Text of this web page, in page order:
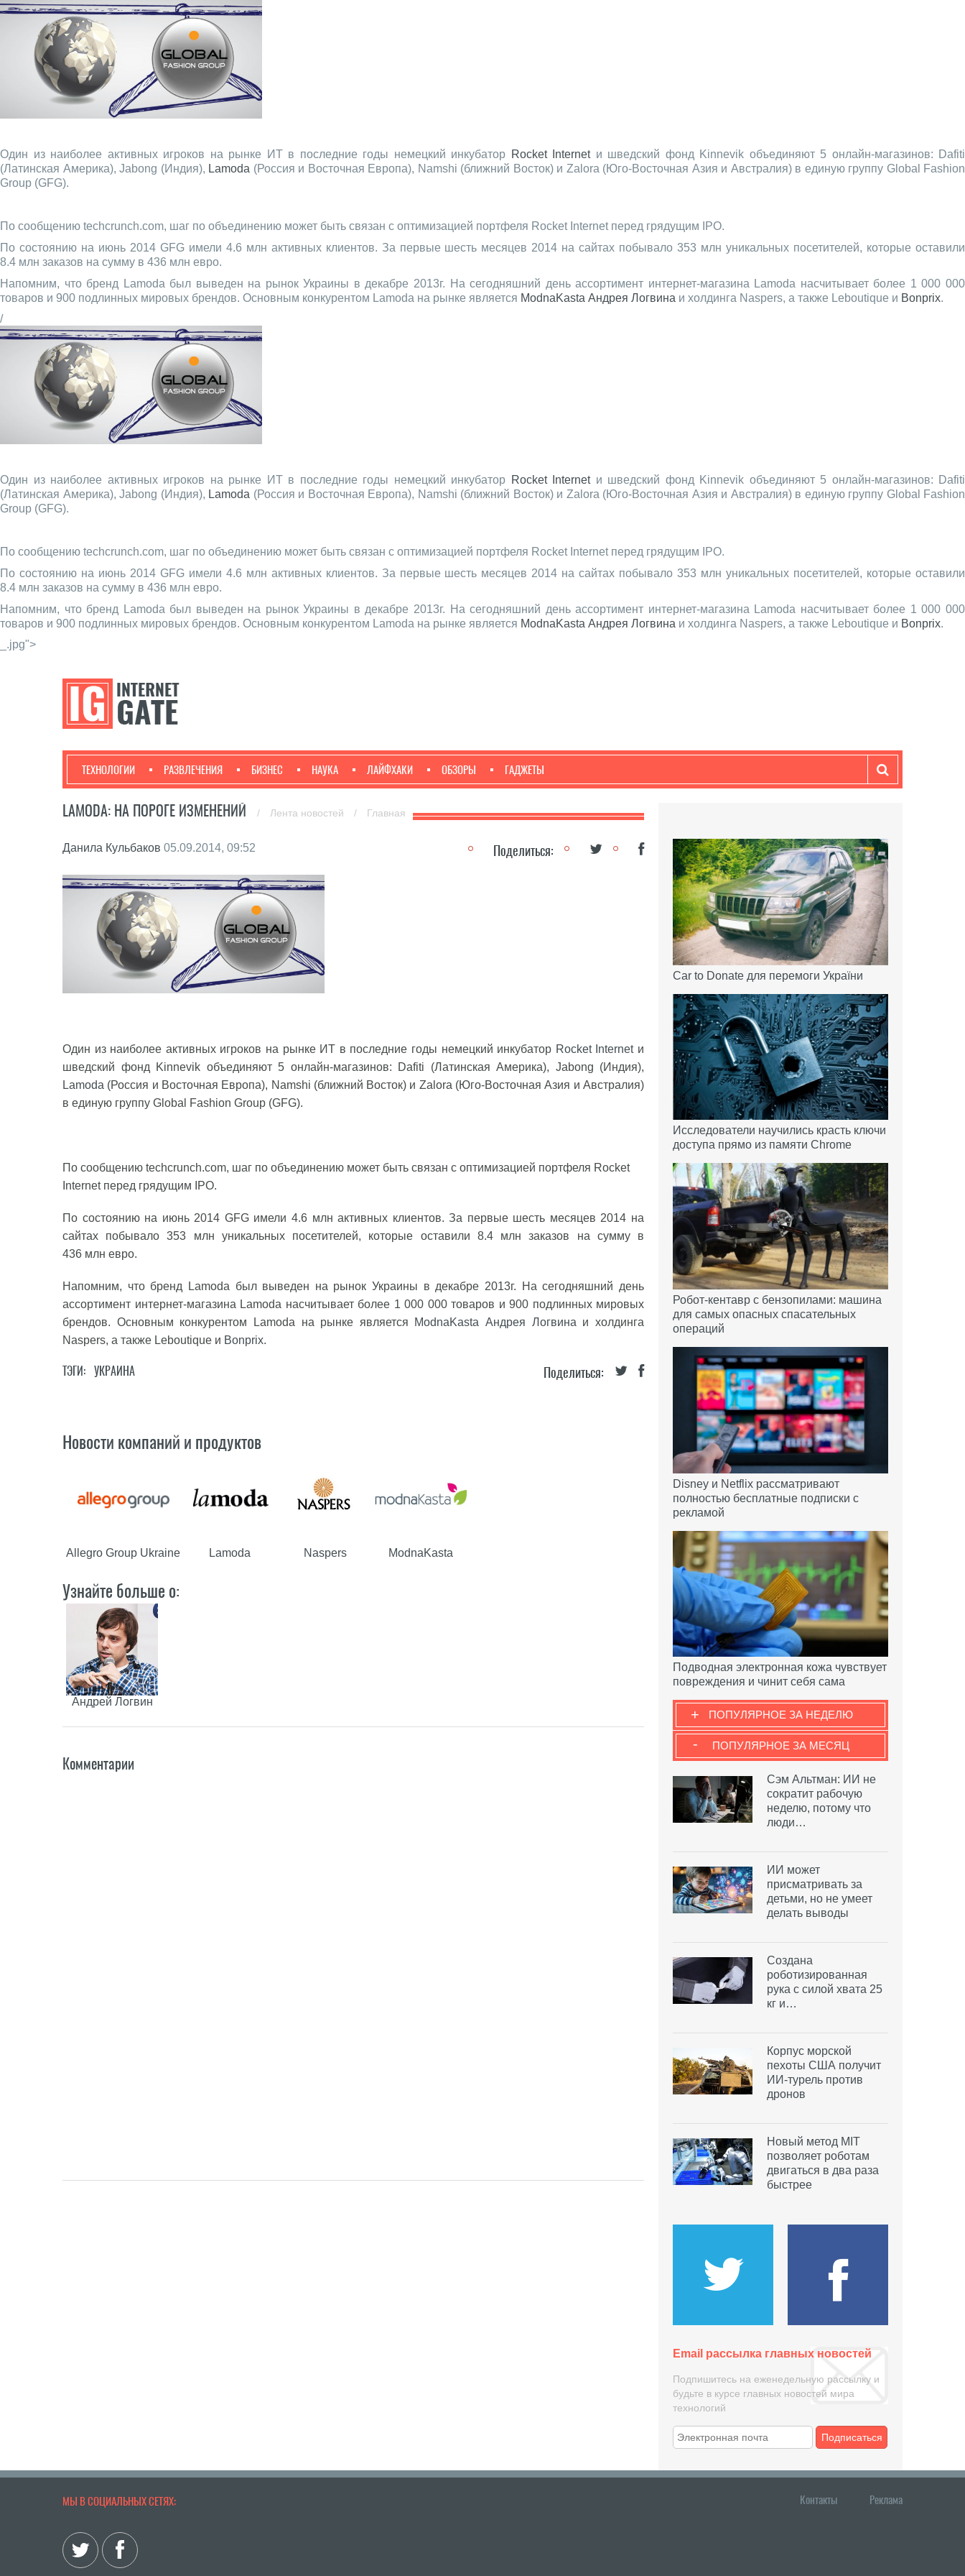
Один из наиболее активных игроков на рынке ИТ в последние годы немецкий инкубатор Rocket Internetи шведский фонд Kinnevik объединяют 5 онлайн-магазинов: Dafiti
(Латинская Америка), Jabong (Индия), Lamoda (Россия и Восточная Европа), Namshi (ближний Восток) и Zalora (Юго-Восточная Азия и Австралия) в единую группу Global Fashion
Group (GFG).
По сообщению techcrunch.com, шаг по объединению может быть связан с оптимизацией портфеля Rocket Internet перед грядущим IPO.
По состоянию на июнь 2014 GFG имели 4.6 млн активных клиентов. За первые шесть месяцев 2014 на сайтах побывало 353 млн уникальных посетителей, которые оставили
8.4 млн заказов на сумму в 436 млн евро.
Напомним, что бренд Lamoda был выведен на рынок Украины в декабре 2013г. На сегодняшний день ассортимент интернет-магазина Lamoda насчитывает более 1 000 000
товаров и 900 подлинных мировых брендов. Основным конкурентом Lamoda на рынке является ModnaKasta Андрея Логвина и холдинга Naspers, а также Leboutique и Bonprix.
/
Один из наиболее активных игроков на рынке ИТ в последние годы немецкий инкубатор Rocket Internetи шведский фонд Kinnevik объединяют 5 онлайн-магазинов: Dafiti
(Латинская Америка), Jabong (Индия), Lamoda (Россия и Восточная Европа), Namshi (ближний Восток) и Zalora (Юго-Восточная Азия и Австралия) в единую группу Global Fashion
Group (GFG).
По сообщению techcrunch.com, шаг по объединению может быть связан с оптимизацией портфеля Rocket Internet перед грядущим IPO.
По состоянию на июнь 2014 GFG имели 4.6 млн активных клиентов. За первые шесть месяцев 2014 на сайтах побывало 353 млн уникальных посетителей, которые оставили
8.4 млн заказов на сумму в 436 млн евро.
Напомним, что бренд Lamoda был выведен на рынок Украины в декабре 2013г. На сегодняшний день ассортимент интернет-магазина Lamoda насчитывает более 1 000 000
товаров и 900 подлинных мировых брендов. Основным конкурентом Lamoda на рынке является ModnaKasta Андрея Логвина и холдинга Naspers, а также Leboutique и Bonprix.
_.jpg">
ТЕХНОЛОГИИ РАЗВЛЕЧЕНИЯ БИЗНЕС НАУКА ЛАЙФХАКИ ОБЗОРЫ ГАДЖЕТЫ
LAMODA: НА ПОРОГЕ ИЗМЕНЕНИЙ / Лента новостей / Главная
Данила Кульбаков 05.09.2014, 09:52 Поделиться:
Один из наиболее активных игроков на рынке ИТ в последние годы немецкий инкубатор Rocket Internetи
шведский фонд Kinnevik объединяют 5 онлайн-магазинов: Dafiti (Латинская Америка), Jabong (Индия),
Lamoda (Россия и Восточная Европа), Namshi (ближний Восток) и Zalora (Юго-Восточная Азия и Австралия)
в единую группу Global Fashion Group (GFG).
По сообщению techcrunch.com, шаг по объединению может быть связан с оптимизацией портфеля Rocket
Internet перед грядущим IPO.
По состоянию на июнь 2014 GFG имели 4.6 млн активных клиентов. За первые шесть месяцев 2014 на
сайтах побывало 353 млн уникальных посетителей, которые оставили 8.4 млн заказов на сумму в
436 млн евро.
Напомним, что бренд Lamoda был выведен на рынок Украины в декабре 2013г. На сегодняшний день
ассортимент интернет-магазина Lamoda насчитывает более 1 000 000 товаров и 900 подлинных мировых
брендов. Основным конкурентом Lamoda на рынке является ModnaKasta Андрея Логвина и холдинга
Naspers, а также Leboutique и Bonprix.
Поделиться:
ТЭГИ: УКРАИНА
Новости компаний и продуктов
Allegro Group Ukraine Lamoda Naspers ModnaKasta
Узнайте больше о:
Андрей Логвин
Комментарии
Car to Donate для перемоги України
Исследователи научились красть ключи
доступа прямо из памяти Chrome
Робот-кентавр с бензопилами: машина
для самых опасных спасательных
операций
Disney и Netflix рассматривают
полностью бесплатные подписки с
рекламой
Подводная электронная кожа чувствует
повреждения и чинит себя сама
ПОПУЛЯРНОЕ ЗА НЕДЕЛЮ
+
ПОПУЛЯРНОЕ ЗА МЕСЯЦ
-
Сэм Альтман: ИИ не
сократит рабочую
неделю, потому что
люди…
ИИ может
присматривать за
детьми, но не умеет
делать выводы
Создана
роботизированная
рука с силой хвата 25
кг и…
Корпус морской
пехоты США получит
ИИ-турель против
дронов
Новый метод MIT
позволяет роботам
двигаться в два раза
быстрее
Email рассылка главных новостей
Подпишитесь на еженедельную рассылку и
будьте в курсе главных новостей мира
технологий
Подписаться
МЫ В СОЦИАЛЬНЫХ СЕТЯХ: Контакты Реклама